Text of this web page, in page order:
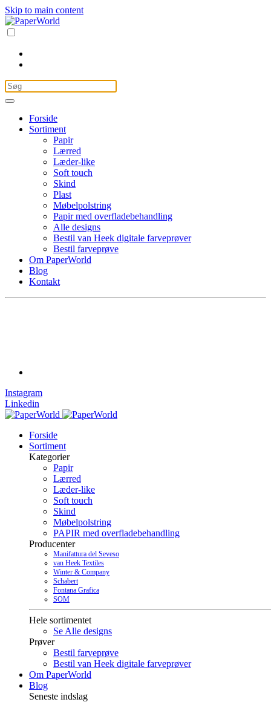
Skip to main content
Forside
Sortiment
Papir
Lærred
Læder-like
Soft touch
Skind
Plast
Møbelpolstring
Papir med overfladebehandling
Alle designs
Bestil van Heek digitale farveprøver
Bestil farveprøve
Om PaperWorld
Blog
Kontakt
Instagram
Linkedin
Forside
Sortiment
Kategorier
Papir
Lærred
Læder-like
Soft touch
Skind
Møbelpolstring
PAPIR med overfladebehandling
Producenter
Manifattura del Seveso
van Heek Textiles
Winter & Company
Schabert
Fontana Grafica
SOM
Hele sortimentet
Se Alle designs
Prøver
Bestil farveprøve
Bestil van Heek digitale farveprøver
Om PaperWorld
Blog
Seneste indslag